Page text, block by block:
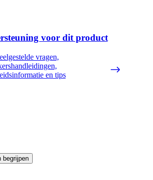
voor dit product
vragen,
en tips
beheerd door Bazaarvoice en voldoen
is nuttig voor iedereen, of het nu een
begrijpen